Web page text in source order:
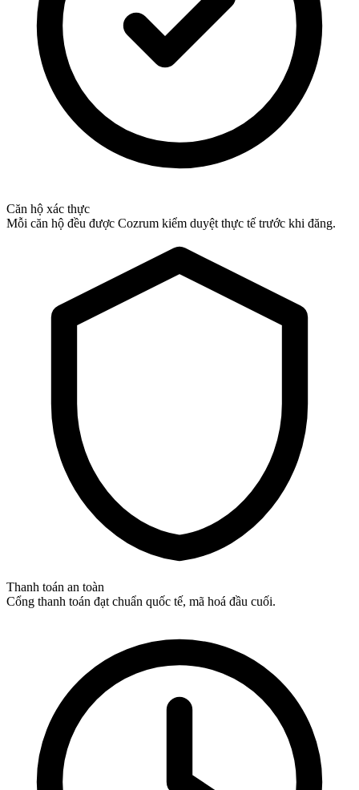
Căn hộ xác thực
Mỗi căn hộ đều được Cozrum kiểm duyệt thực tế trước khi đăng.
Thanh toán an toàn
Cổng thanh toán đạt chuẩn quốc tế, mã hoá đầu cuối.